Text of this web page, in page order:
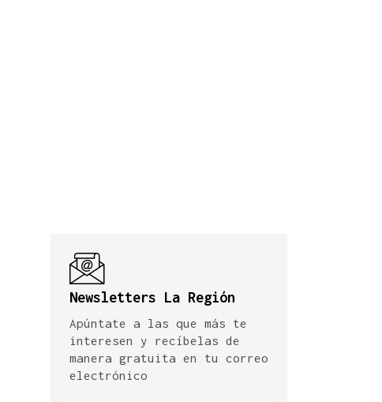
Newsletters La Región
Apúntate a las que más te
interesen y recíbelas de
manera gratuita en tu correo
electrónico